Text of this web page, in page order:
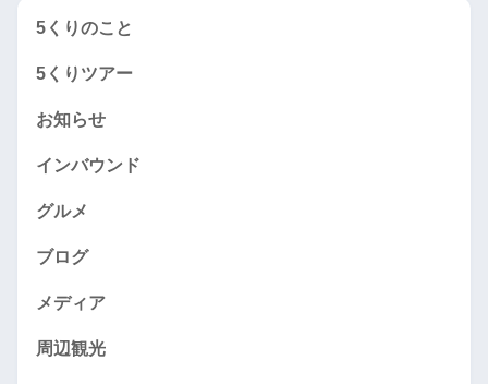
5くりのこと
5くりツアー
お知らせ
インバウンド
グルメ
ブログ
メディア
周辺観光